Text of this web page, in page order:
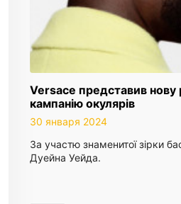
Versace представив нову
кампанію окулярів
30 января 2024
За участю знаменитої зірки
Дуейна Уейда.